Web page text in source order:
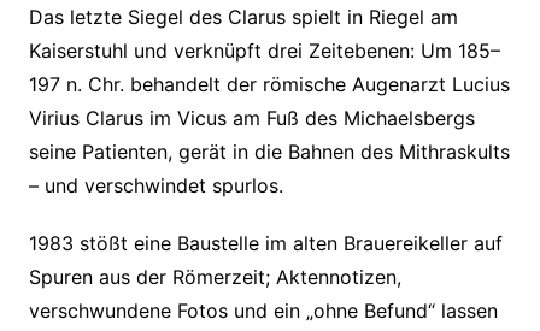
Das letzte Siegel des Clarus spielt in Riegel am
Kaiserstuhl und verknüpft drei Zeitebenen: Um 185–
197 n. Chr. behandelt der römische Augenarzt Lucius
Virius Clarus im Vicus am Fuß des Michaelsbergs
seine Patienten, gerät in die Bahnen des Mithraskults
– und verschwindet spurlos.
1983 stößt eine Baustelle im alten Brauereikeller auf
Spuren aus der Römerzeit; Aktennotizen,
verschwundene Fotos und ein „ohne Befund“ lassen